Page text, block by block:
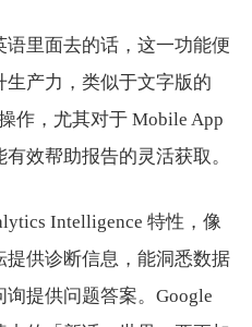
里面去的话，这一功能便
产力，类似于文字版的
作，尤其对于 Mobile App
效帮助报告的灵活获取。
Intelligence 特性，像
供诊断信息，能洞悉数据
提供问题答案。Google